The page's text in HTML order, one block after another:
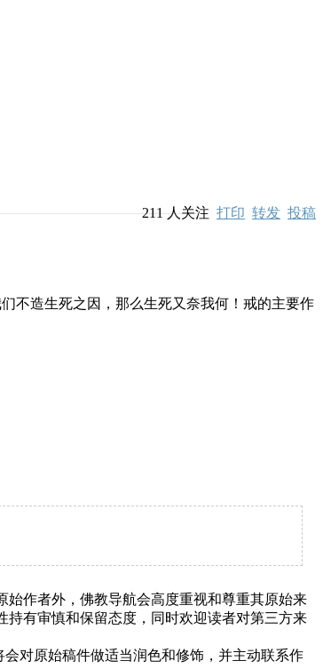
211人关注 打印 转发 投稿
不造生死之因，那么生死又奈我何！戒的主要作
作者外，佛教导航会高度重视和尊重其原始来
有审慎和保留态度，同时欢迎读者对第三方来
对原始稿件做适当润色和修饰，并主动联系作